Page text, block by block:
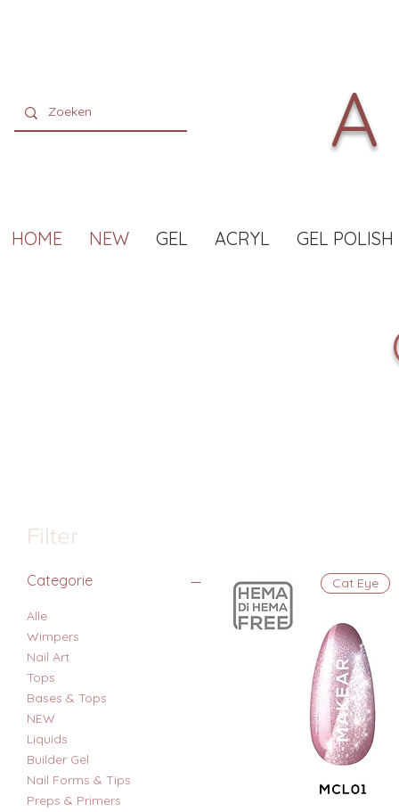
HOME NEW GEL ACRYL GEL POLISH
Filter
Categorie
Alle
Wimpers
Nail Art
Tops
Bases & Tops
NEW
Liquids
Builder Gel
Nail Forms & Tips
Preps & Primers
Cat Eye